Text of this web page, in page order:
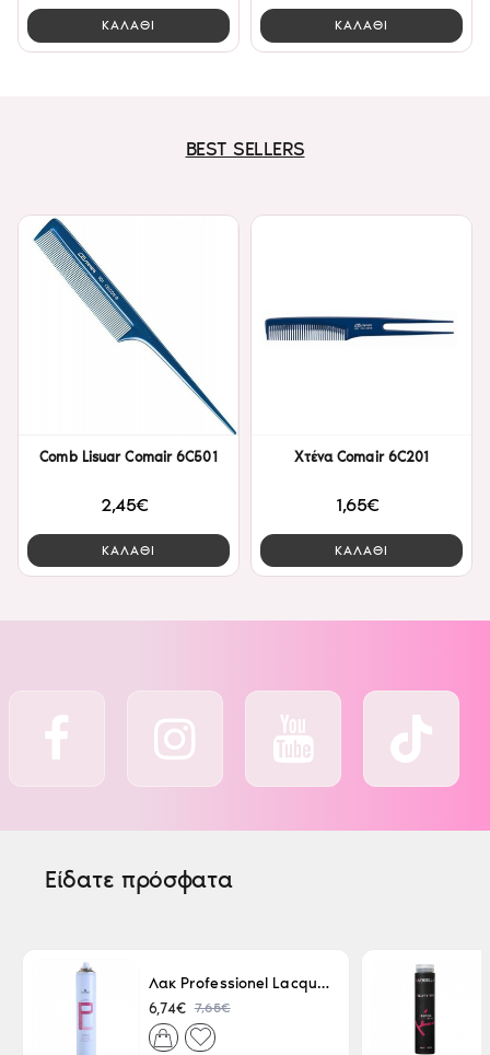
ΚΑΛΑΘΙ ΚΑΛΑΘΙ
BEST SELLERS
Comb Lisuar Comair 6C501
2,45€
ΚΑΛΑΘΙ
Χτένα Comair 6C201
1,65€
ΚΑΛΑΘΙ
Είδατε πρόσφατα
Λακ Professionel Lacque Super Strong 500ml
6,74€ 7,65€